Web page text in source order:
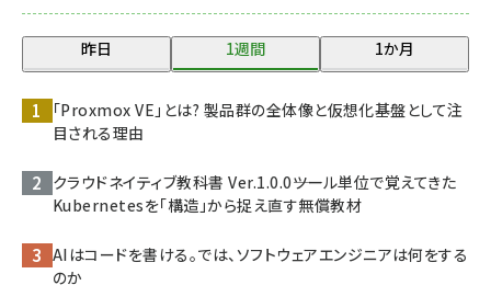
昨日 1週間 1か月
「Proxmox VE」とは? 製品群の全体像と仮想化基盤として注
目される理由
クラウドネイティブ教科書 Ver.1.0.0――ツール単位で覚えてきた
Kubernetesを「構造」から捉え直す無償教材
AIはコードを書ける。では、ソフトウェアエンジニアは何をする
のか